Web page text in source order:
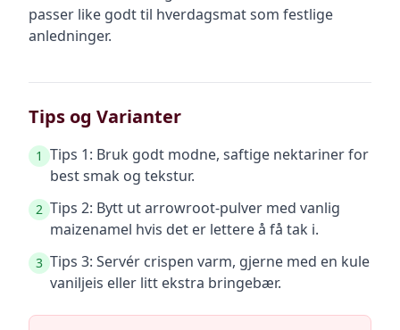
passer like godt til hverdagsmat som festlige
anledninger.
Tips og Varianter
1 Tips 1: Bruk godt modne, saftige nektariner for
best smak og tekstur.
2 Tips 2: Bytt ut arrowroot-pulver med vanlig
maizenamel hvis det er lettere å få tak i.
3 Tips 3: Servér crispen varm, gjerne med en kule
vaniljeis eller litt ekstra bringebær.